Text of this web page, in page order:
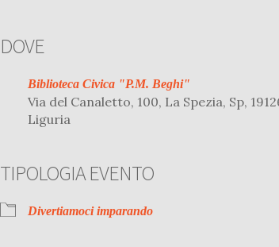
iCalendar
DOVE
Biblioteca Civica "P.M. Beghi"
Via del Canaletto, 100, La Spezia, Sp,
Liguria
TIPOLOGIA EVENTO
Divertiamoci imparando